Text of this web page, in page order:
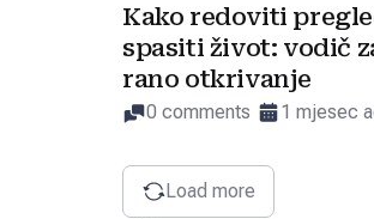
Kako redoviti
spasiti život: vodič
rano otkrivanje
0 comments 1 mjesec
Load more